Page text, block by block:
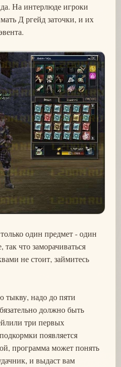
На интерлюде игроки
Д ргейд заточки, и их
один предмет - один
что заморачиваться
не стоит, займитесь
тыкву, надо до пяти
должно быть
три первых
появляется
программа может понять
и выдаст вам